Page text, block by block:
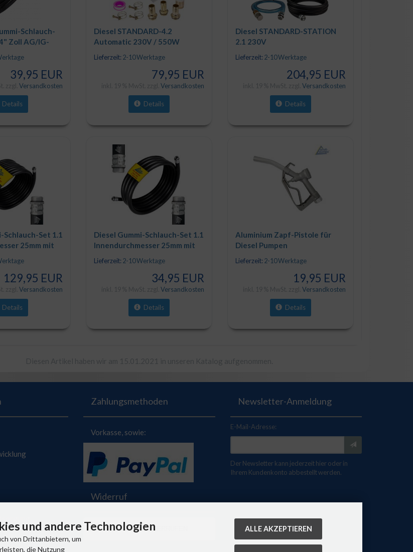
Schlauch-
Zoll AG/IG-
39,95 EUR
zzgl.Versandkosten
Details
Diesel STANDARD-4.2
Automatic 230V / 550W
Lieferzeit: 2-10 Werktage
79,95 EUR
inkl. 19 % MwSt. zzgl.Versandkosten
Details
Diesel STANDARD-STATION
2.1 230V
Lieferzeit: 2-10 Werktage
204,95 EUR
Versandkosten
Details
Schlauch-Set 1.1
25mm mit
129,95 EUR
zzgl.Versandkosten
Details
Diesel Gummi-Schlauch-Set 1.1
Innendurchmesser 25mm mit
schwarz, 5m
Lieferzeit: 2-10 Werktage
34,95 EUR
inkl. 19 % MwSt. zzgl.Versandkosten
Details
Aluminium Zapf-Pistole für
Diesel Pumpen
Lieferzeit: 2-10 Werktage
19,95 EUR
Versandkosten
Details
Zahlungsmethoden
Vorkasse, sowie:
Widerruf
VERTRAG WIDERRUFEN
Newsletter-Anmeldung
E-Mail-Adresse:
Der Newsletter kann jederzeit hier oder in
Ihrem Kundenkonto abbestellt werden.
und andere Technologien
von Drittanbietern, um
die Nutzung
ALLE AKZEPTIEREN